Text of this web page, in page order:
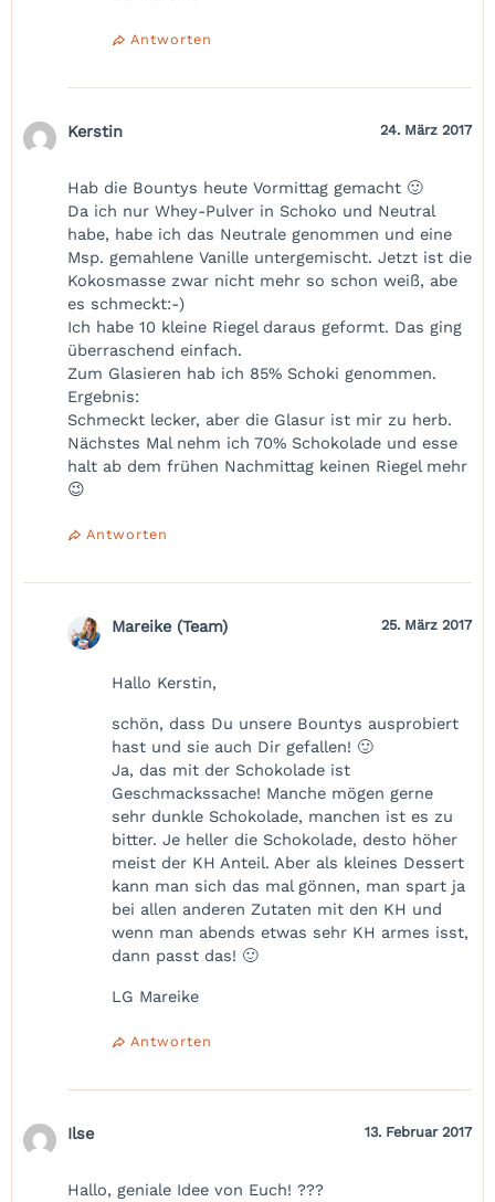
Antworten
Kerstin 24. März 2017
Hab die Bountys heute Vormittag gemacht 🙂
Da ich nur Whey-Pulver in Schoko und Neutral
habe, habe ich das Neutrale genommen und eine
Msp. gemahlene Vanille untergemischt. Jetzt ist die
Kokosmasse zwar nicht mehr so schon weiß, abe
es schmeckt:-)
Ich habe 10 kleine Riegel daraus geformt. Das ging
überraschend einfach.
Zum Glasieren hab ich 85% Schoki genommen.
Ergebnis:
Schmeckt lecker, aber die Glasur ist mir zu herb.
Nächstes Mal nehm ich 70% Schokolade und esse
halt ab dem frühen Nachmittag keinen Riegel mehr
😉
Antworten
Mareike (Team) 25. März 2017
Hallo Kerstin,
schön, dass Du unsere Bountys ausprobiert
hast und sie auch Dir gefallen! 🙂
Ja, das mit der Schokolade ist
Geschmackssache! Manche mögen gerne
sehr dunkle Schokolade, manchen ist es zu
bitter. Je heller die Schokolade, desto höher
meist der KH Anteil. Aber als kleines Dessert
kann man sich das mal gönnen, man spart ja
bei allen anderen Zutaten mit den KH und
wenn man abends etwas sehr KH armes isst,
dann passt das! 🙂
LG Mareike
Antworten
Ilse 13. Februar 2017
Hallo, geniale Idee von Euch! ???